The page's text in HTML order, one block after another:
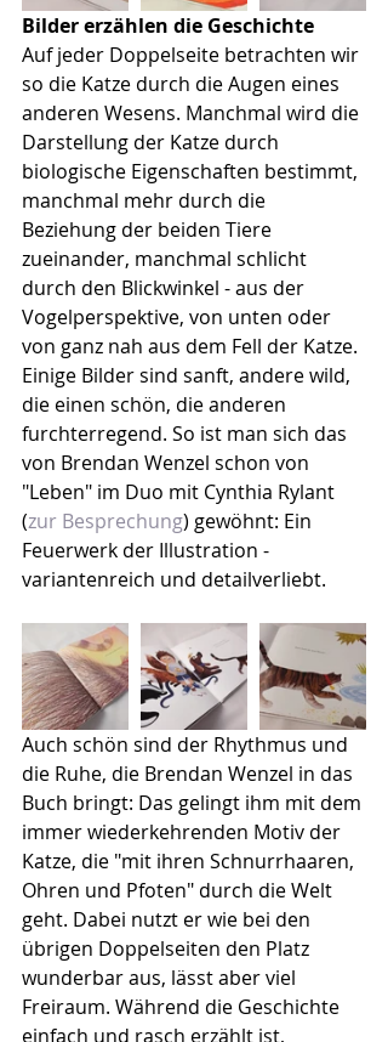
Bilder erzählen die Geschichte
Auf jeder Doppelseite betrachten wir
so die Katze durch die Augen eines
anderen Wesens. Manchmal wird die
Darstellung der Katze durch
biologische Eigenschaften bestimmt,
manchmal mehr durch die
Beziehung der beiden Tiere
zueinander, manchmal schlicht
durch den Blickwinkel - aus der
Vogelperspektive, von unten oder
von ganz nah aus dem Fell der Katze.
Einige Bilder sind sanft, andere wild,
die einen schön, die anderen
furchterregend. So ist man sich das
von Brendan Wenzel schon von
"Leben" im Duo mit Cynthia Rylant
(zur Besprechung) gewöhnt: Ein
Feuerwerk der Illustration -
variantenreich und detailverliebt.
Auch schön sind der Rhythmus und
die Ruhe, die Brendan Wenzel in das
Buch bringt: Das gelingt ihm mit dem
immer wiederkehrenden Motiv der
Katze, die "mit ihren Schnurrhaaren,
Ohren und Pfoten" durch die Welt
geht. Dabei nutzt er wie bei den
übrigen Doppelseiten den Platz
wunderbar aus, lässt aber viel
Freiraum. Während die Geschichte
einfach und rasch erzählt ist,